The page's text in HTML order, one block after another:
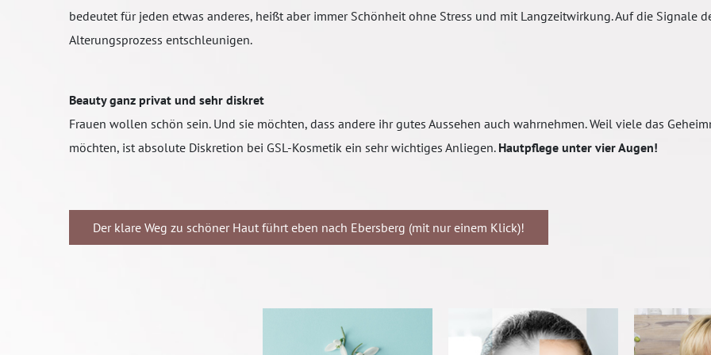
bedeutet für jeden etwas anderes, heißt aber immer Schönheit ohne Stress und mit Langzeitwirkung. Auf die Signale
Alterungsprozess entschleunigen.
Beauty ganz privat und sehr diskret
Frauen wollen schön sein. Und sie möchten, dass andere ihr gutes Aussehen auch wahrnehmen. Weil viele das
möchten, ist absolute Diskretion bei GSL-Kosmetik ein sehr wichtiges Anliegen. Hautpflege unter vier Augen!
Der klare Weg zu schöner Haut führt eben nach Ebersberg (mit nur einem Klick)!